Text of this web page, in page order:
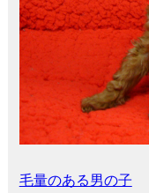
毛量のある男の子